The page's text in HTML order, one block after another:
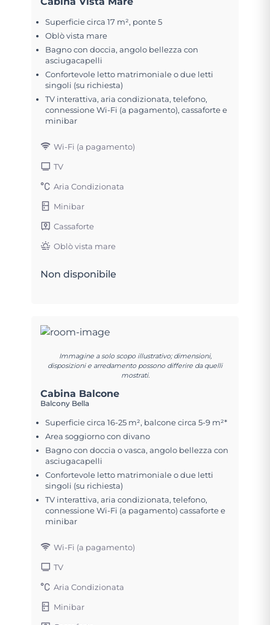
Superficie circa 17 m², ponte 5
Oblò vista mare
Bagno con doccia, angolo bellezza con
asciugacapelli
Confortevole letto matrimoniale o due letti
singoli (su richiesta)
TV interattiva, aria condizionata, telefono,
connessione Wi-Fi (a pagamento), cassaforte e
minibar
Wi-Fi (a pagamento)
TV
Aria Condizionata
Minibar
Cassaforte
Oblò vista mare
Non disponibile
Immagine a solo scopo illustrativo; dimensioni,
disposizioni e arredamento possono differire da quelli
mostrati.
Cabina Balcone
Balcony Bella
Superficie circa 16-25 m², balcone circa 5-9 m²*
Area soggiorno con divano
Bagno con doccia o vasca, angolo bellezza con
asciugacapelli
Confortevole letto matrimoniale o due letti
singoli (su richiesta)
TV interattiva, aria condizionata, telefono,
connessione Wi-Fi (a pagamento) cassaforte e
minibar
Wi-Fi (a pagamento)
TV
Aria Condizionata
Minibar